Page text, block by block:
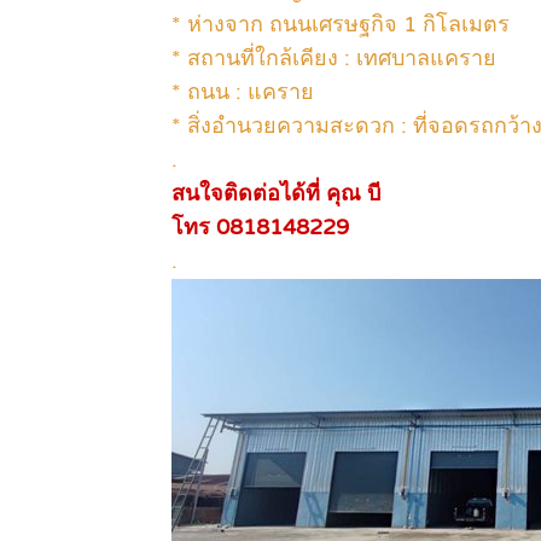
* ห่างจาก ถนนเศรษฐกิจ 1 กิโลเมตร
* สถานที่ใกล้เคียง : เทศบาลแคราย
* ถนน : แคราย
* สิ่งอำนวยความสะดวก : ที่จอดรถกว้าง
.
สนใจติดต่อได้ที่ คุณ บี
โทร 0818148229
.